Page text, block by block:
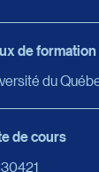
de formation
du
de cours